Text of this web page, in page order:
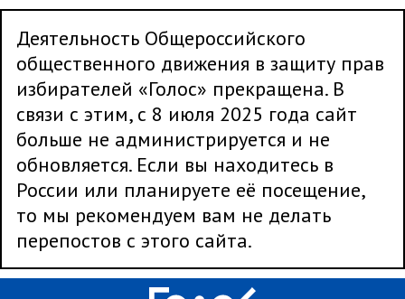
Деятельность Общероссийского
общественного движения в защиту прав
избирателей «Голос» прекращена. В
связи с этим, с 8 июля 2025 года сайт
больше не администрируется и не
обновляется. Если вы находитесь в
России или планируете её посещение,
то мы рекомендуем вам не делать
перепостов с этого сайта.